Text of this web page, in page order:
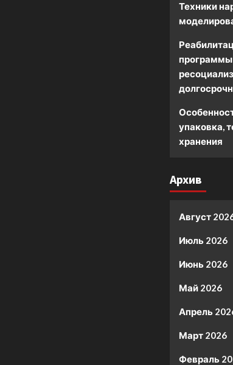
Техники
программы
упаковка,
хранения
Архив
Август
Июль 2026
Июнь 2026
Май 2026
Апрель
Март 2026
Февраль